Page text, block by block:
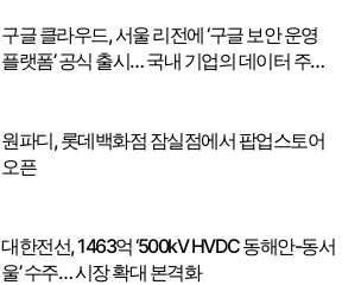
구글 클라우드, 서울 리전에 ‘구글 보안 운영
플랫폼’ 공식 출시… 국내 기업의 데이터 주권
원파디, 롯데백화점 잠실점에서 팝업스토어
오픈
대한전선, 1463억 ‘500kV HVDC 동해안-동서
울’ 수주… 시장 확대 본격화